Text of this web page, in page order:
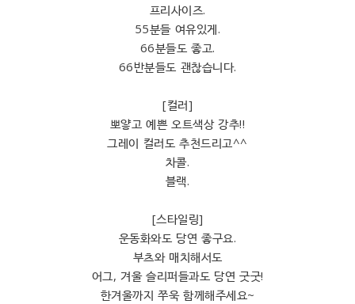
프리사이즈.
55분들 여유있게.
66분들도 좋고.
66반분들도 괜찮습니다.
[컬러]
뽀얗고 예쁜 오트색상 강추!!
그레이 컬러도 추천드리고^^
차콜.
블랙.
[스타일링]
운동화와도 당연 좋구요.
부츠와 매치해서도
어그, 겨울 슬리퍼들과도 당연 굿굿!
한겨울까지 쭈욱 함께해주세요~